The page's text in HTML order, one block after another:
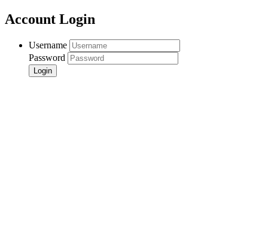
Account Login
Username
Password